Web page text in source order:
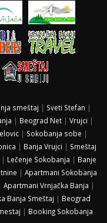
smeštaj | Sveti Stefan |
| Beograd Net| Vrujci |
| Sokobanja sobe |
| Banja Vrujci | Smeštaj
| Lečenje Sokobanja | Banje
| Apartmani Sokobanja
Apartmani Vrnjačka Banja |
Banja Smeštaj | Beograd
| Booking Sokobanja